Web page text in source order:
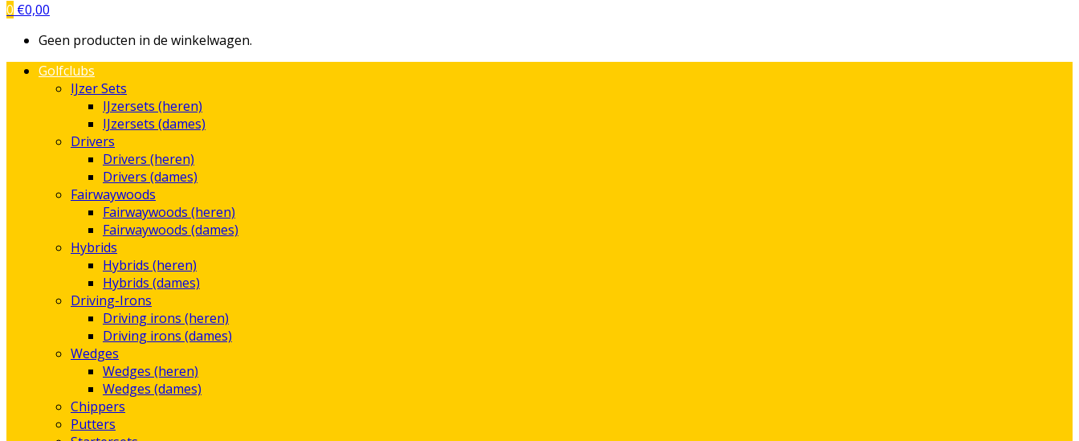
0 €0,00
Geen producten in de winkelwagen.
Golfclubs
IJzer Sets
IJzersets (heren)
IJzersets (dames)
Drivers
Drivers (heren)
Drivers (dames)
Fairwaywoods
Fairwaywoods (heren)
Fairwaywoods (dames)
Hybrids
Hybrids (heren)
Hybrids (dames)
Driving-Irons
Driving irons (heren)
Driving irons (dames)
Wedges
Wedges (heren)
Wedges (dames)
Chippers
Putters